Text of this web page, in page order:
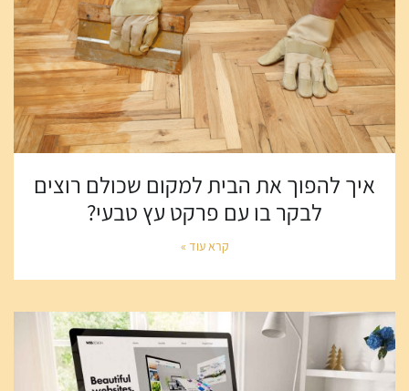
איך להפוך את הבית למקום שכולם רוצים
לבקר בו עם פרקט עץ טבעי?
קרא עוד »